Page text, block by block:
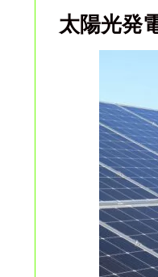
太陽光発